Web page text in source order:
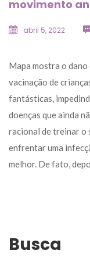
movimento
abril 5, 2022
Mapa mostra o
vacinação de
fantásticas,
doenças que ainda
racional de treinar o
enfrentar uma
melhor. De fato,
Busca